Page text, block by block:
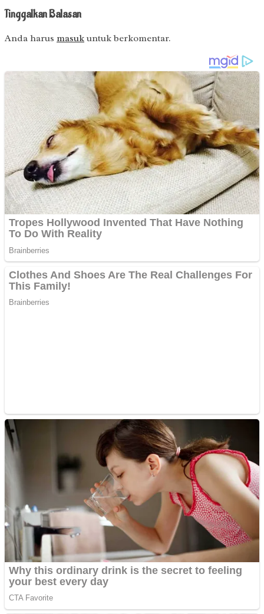
Tinggalkan Balasan
Anda harus masuk untuk berkomentar.